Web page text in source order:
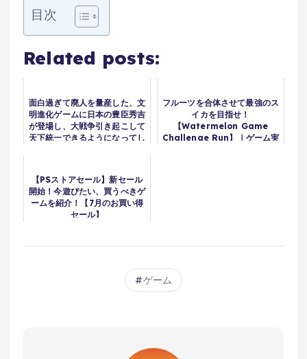
目次
Related posts:
面白過ぎて廃人を量産した、文
明進化ゲームに日本の豊臣秀吉
が登場し、大戦争引き起こして
天下統一できるようになってし
先行プレイ】
フルーツを合体させて最強のス
イカを目指せ！
【Watermelon Game
Challenge Run】｜ゲーム実
【PSストアセール】新セール
開始！今遊びたい、買うべきゲ
ームを紹介！【7月のお買い得
セール】
ゲーム